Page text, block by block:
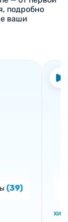
подробно
ваши
(39)